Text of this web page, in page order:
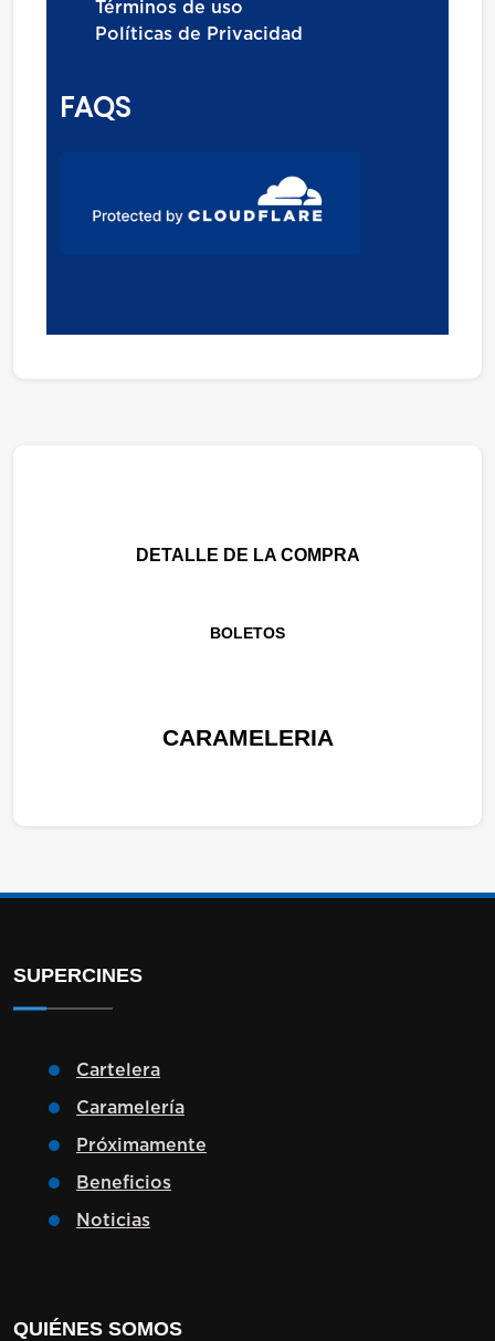
Términos de uso
Políticas de Privacidad
FAQS
DETALLE DE LA COMPRA
BOLETOS
CARAMELERIA
SUPERCINES
Cartelera
Caramelería
Próximamente
Beneficios
Noticias
QUIÉNES SOMOS